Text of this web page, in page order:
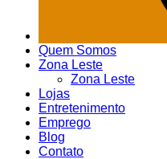
Quem Somos
Zona Leste
Zona Leste
Lojas
Entretenimento
Emprego
Blog
Contato